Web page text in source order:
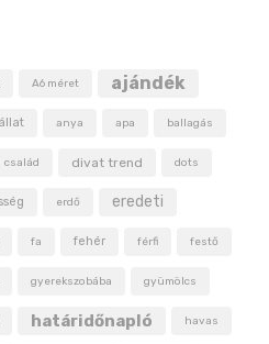
A6 méret ajándék
állat anya apa ballagás
család divat trend dots
erdő eredeti
fa fehér férfi festő
gyerekszobába gyümölcs
határidőnapló havas